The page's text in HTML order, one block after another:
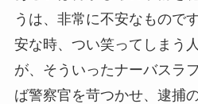
うは、非常に不安なもので
安な時、つい笑ってしまう
が、そういったナーバスラ
ば警察官を苛つかせ、逮捕